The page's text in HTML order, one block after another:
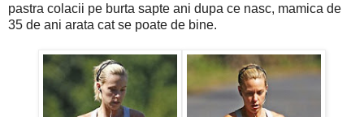
pastra colacii pe burta sapte ani dupa ce nasc, mamica de
35 de ani arata cat se poate de bine.